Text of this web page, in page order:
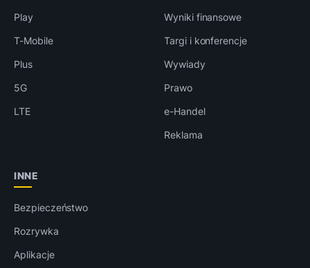
Play
T-Mobile
Plus
5G
LTE
Wyniki finansowe
Targi i konferencje
Wywiady
Prawo
e-Handel
Reklama
INNE
Bezpieczeństwo
Rozrywka
Aplikacje